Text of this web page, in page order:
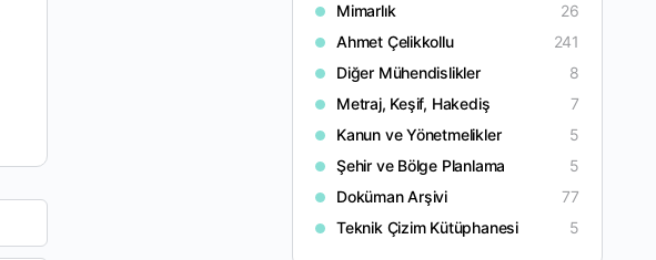
Mimarlık
26
Ahmet Çelikkollu
241
Diğer Mühendislikler
8
Metraj, Keşif, Hakediş
7
Kanun ve Yönetmelikler
5
Şehir ve Bölge Planlama
5
Doküman Arşivi
77
Teknik Çizim Kütüphanesi
5